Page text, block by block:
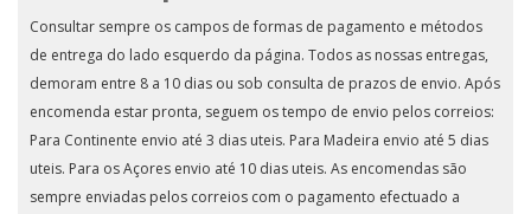
Consultar sempre os campos de formas de pagamento e métodos
de entrega do lado esquerdo da página. Todos as nossas entregas,
demoram entre 8 a 10 dias ou sob consulta de prazos de envio. Após
encomenda estar pronta, seguem os tempo de envio pelos correios:
Para Continente envio até 3 dias uteis. Para Madeira envio até 5 dias
uteis. Para os Açores envio até 10 dias uteis. As encomendas são
sempre enviadas pelos correios com o pagamento efectuado a